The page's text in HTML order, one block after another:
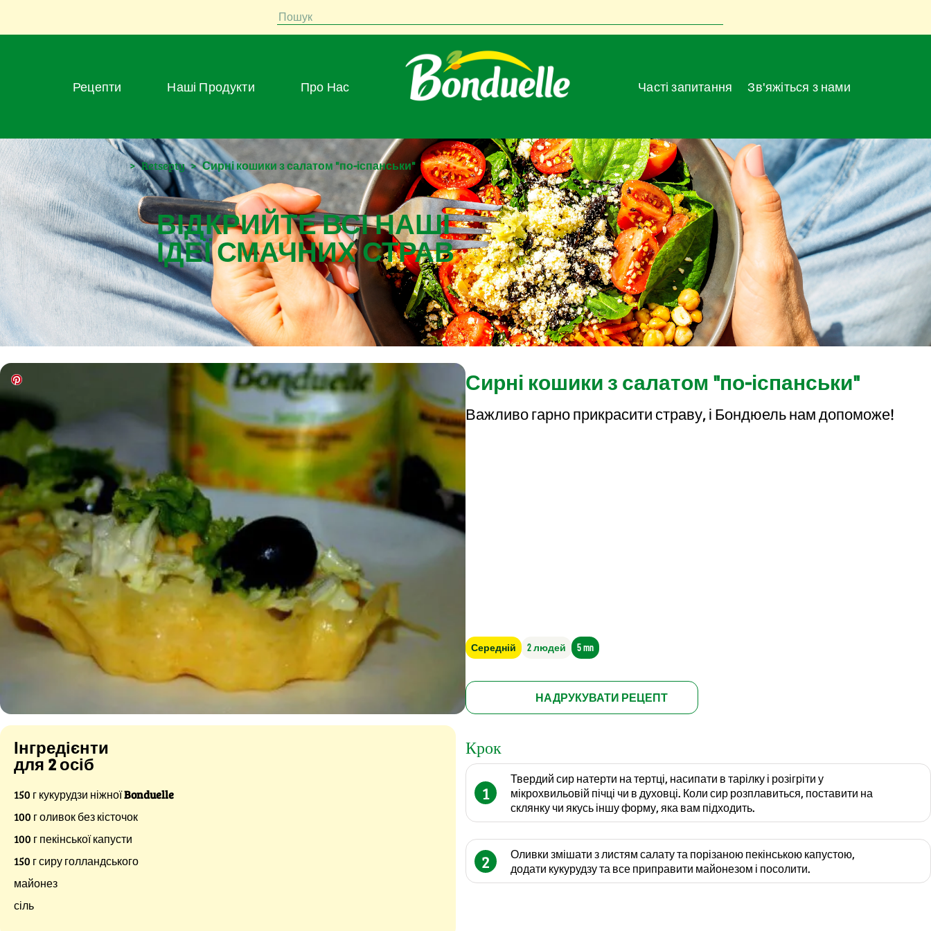
Пошук
Рецепти Наші Продукти Про Нас Часті запитання Зв'яжіться з нами
> Retsepty > Сирні кошики з салатом "по-іспанськи"
ВІДКРИЙТЕ ВСІ НАШІ
ІДЕЇ СМАЧНИХ СТРАВ
Сирні кошики з салатом "по-іспанськи"
Важливо гарно прикрасити страву, і Бондюель нам допоможе!
Середній 2 людей 5 mn
НАДРУКУВАТИ РЕЦЕПТ
Інгредієнти
для 2 осіб
150 г кукурудзи ніжноїBonduelle
100 г оливок без кісточок
100 г пекінської капусти
150 г сиру голландського
майонез
сіль
Крок
1
Твердий сир натерти на тертці, насипати в тарілку і розігріти у
мікрохвильовій пічці чи в духовці. Коли сир розплавиться, поставити на
склянку чи якусь іншу форму, яка вам підходить.
2
Оливки змішати з листям салату та порізаною пекінською капустою,
додати кукурудзу та все приправити майонезом і посолити.